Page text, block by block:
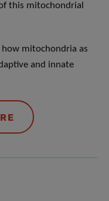
this mitochondrial
mitochondria as
and innate